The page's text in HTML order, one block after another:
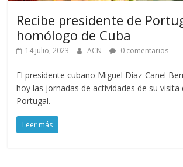
Recibe presidente de
homólogo de Cuba
14 julio, 2023 ACN 0 comentarios
El presidente cubano Miguel Díaz-Canel
hoy las jornadas de actividades de su visita
Portugal.
Leer más